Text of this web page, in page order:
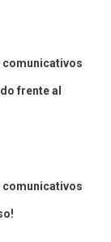
comunicativos
frente al
comunicativos